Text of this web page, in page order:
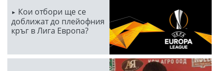
Кои отбори ще се
доближат до плейофния
кръг в Лига Европа?